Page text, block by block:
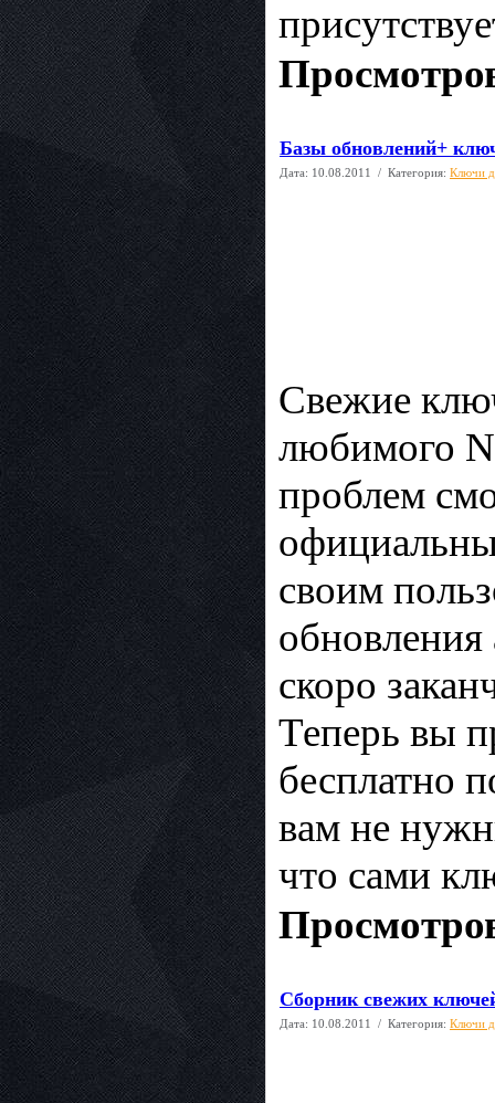
Базы обновлений+
Дата: 10.08.2011 / Категория: Ключи
Свежие
любимого
проблем
своим
скоро
Теперь вы
бесплатно
вам не
что сами
Сборник свежих
Дата: 10.08.2011 / Категория: Ключи